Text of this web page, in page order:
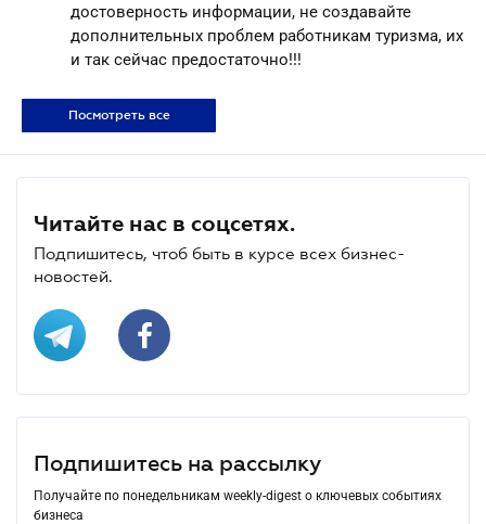
достоверность информации, не создавайте
дополнительных проблем работникам туризма, их
и так сейчас предостаточно!!!
Посмотреть все
Читайте нас в соцсетях.
Подпишитесь, чтоб быть в курсе всех бизнес-
новостей.
Подпишитесь на рассылку
Получайте по понедельникам weekly-digest о ключевых событиях
бизнеса